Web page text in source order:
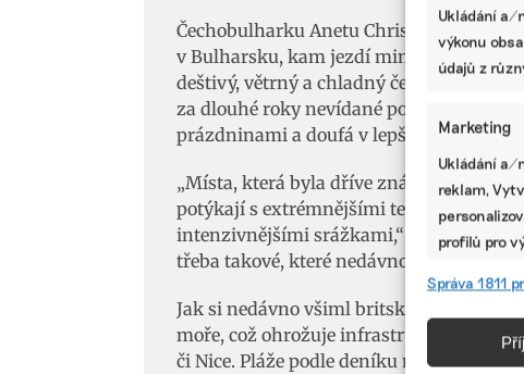
Ukládání a/
výkonu
údajů z
Marketing
Ukládání a/
reklam,
profilů pro
Přiřazování
Správa 1811
Čechobulharku Anetu Christovovou
v Bulharsku, kam jezdí minimálně
deštivý, větrný a chladný červen jsem
za dlouhé roky nevídané počasí,“
prázdninami a doufá v lepší počasí.
„Místa, která byla dříve známá pro své
potýkají s extrémnějšími teplotami,
intenzivnějšími srážkami,“ uvádí
třeba takové, které nedávno zažila Itálie.
Jak si nedávno všiml britský deník The
moře, což ohrožuje infrastrukturu měst
či Nice. Pláže podle deníku mohou